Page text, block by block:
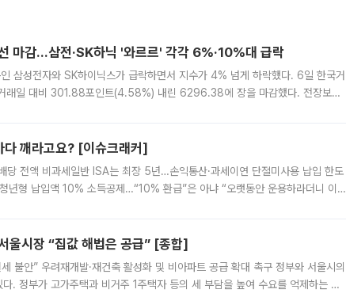
마감…삼전·SK하닉 '와르르' 각각 6%·10%대 급락
삼성전자와 SK하이닉스가 급락하면서 지수가 4% 넘게 하락했다. 6일 한국거
래일 대비 301.88포인트(4.58%) 내린 6296.38에 장을 마감했다. 전장보다
깨라고요? [이슈크래커]
당 전액 비과세일반 ISA는 최장 5년…손익통산·과세이연 단절미사용 납입 한도
년형 납입액 10% 소득공제…“10% 환급”은 아냐 “오랫동안 운용하라더니 이제
울시장 “집값 해법은 공급” [종합]
불안” 우려재개발·재건축 활성화 및 비아파트 공급 확대 촉구 정부와 서울시의
. 정부가 고가주택과 비거주 1주택자 등의 세 부담을 높여 수요를 억제하는 카